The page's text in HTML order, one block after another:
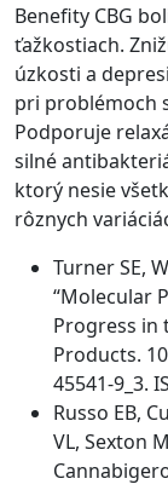
Benefity CBG
ťažkostiach.
úzkosti a
pri problémoch
Podporuje
silné
ktorý nesie
rôznych
Turner SE,
“Molecular
Progress in
Products.
45541-9_3.
Russo EB,
VL, Sexton